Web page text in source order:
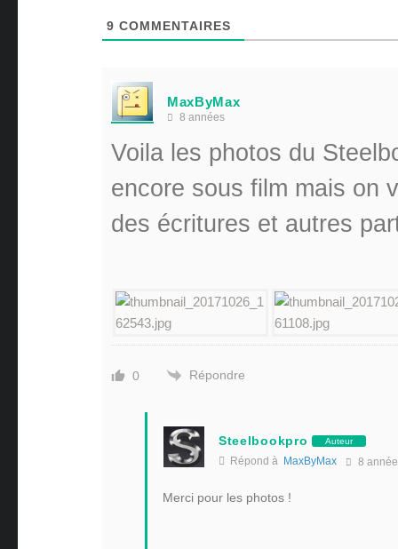
9 COMMENTAIRES
MaxByMax
8 années
Voila les photos du
encore sous film mais on
des écritures et autres
0 Répondre
Steelbookpro Auteur
Répond à MaxByMax 8
Merci pour les photos !